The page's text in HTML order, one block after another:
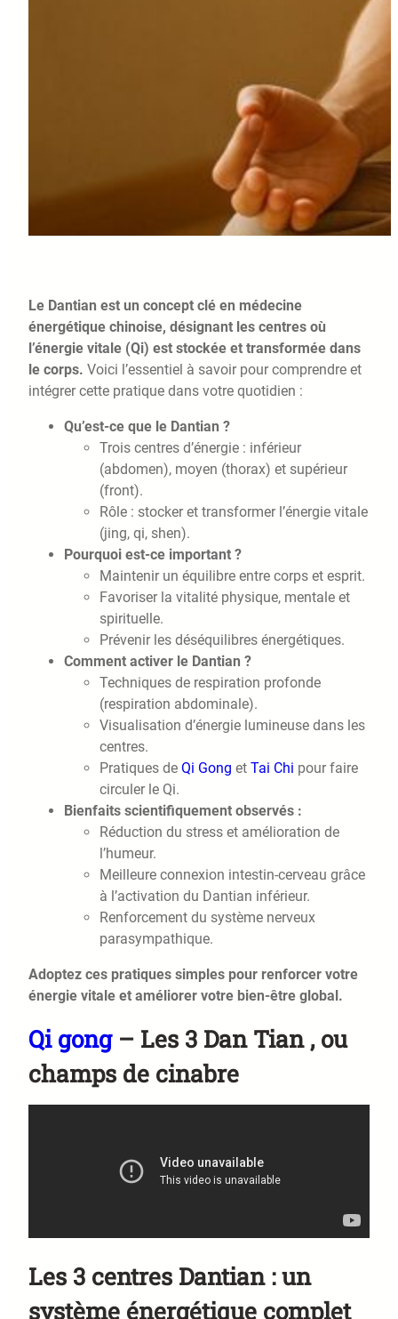
Le Dantian est un concept clé en médecine
énergétique chinoise, désignant les centres où
l’énergie vitale (Qi) est stockée et transformée dans
le corps. Voici l’essentiel à savoir pour comprendre et
intégrer cette pratique dans votre quotidien :
Qu’est-ce que le Dantian ?
Trois centres d’énergie : inférieur
(abdomen), moyen (thorax) et supérieur
(front).
Rôle : stocker et transformer l’énergie vitale
(jing, qi, shen).
Pourquoi est-ce important ?
Maintenir un équilibre entre corps et esprit.
Favoriser la vitalité physique, mentale et
spirituelle.
Prévenir les déséquilibres énergétiques.
Comment activer le Dantian ?
Techniques de respiration profonde
(respiration abdominale).
Visualisation d’énergie lumineuse dans les
centres.
Pratiques de Qi Gong et Tai Chi pour faire
circuler le Qi.
Bienfaits scientifiquement observés :
Réduction du stress et amélioration de
l’humeur.
Meilleure connexion intestin-cerveau grâce
à l’activation du Dantian inférieur.
Renforcement du système nerveux
parasympathique.
Adoptez ces pratiques simples pour renforcer votre
énergie vitale et améliorer votre bien-être global.
Qi gong– Les 3 Dan Tian , ou
champs de cinabre
Les 3 centres Dantian : un
système énergétique complet